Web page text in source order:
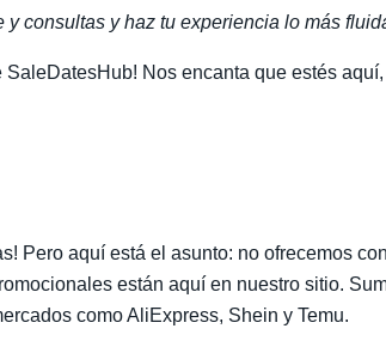
consultas y haz tu experiencia lo más
Nos encanta que estés
Pero aquí está el asunto: no ofrecemos
están aquí en nuestro sitio.
como AliExpress, Shein y Temu.